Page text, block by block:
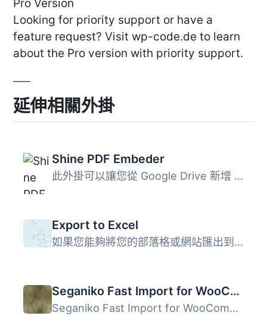
Pro Version
Looking for priority support or have a
feature request? Visit wp-code.de to learn
about the Pro version with priority support.
延伸相關外掛
Shine PDF Embeder
此外掛可以讓您從 Google Drive 新增 PDF、XLSX、PPT 和圖像...
Export to Excel
如果您能夠將您的部落格或網站匯出到 MS Excel，這將會非常方...
Seganiko Fast Import for WooCommerce
Seganiko Fast Import for WooCommerce is a lightweight too...